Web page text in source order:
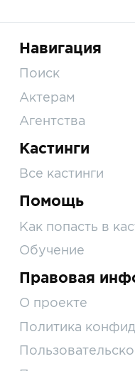
Навигация
Поиск
Актерам
Агентства
Кастинги
Все кастинги
Помощь
Как попасть в
Обучение
Правовая
О проекте
Политика